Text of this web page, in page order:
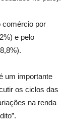
comércio por
e pelo
um importante
os ciclos das
na renda